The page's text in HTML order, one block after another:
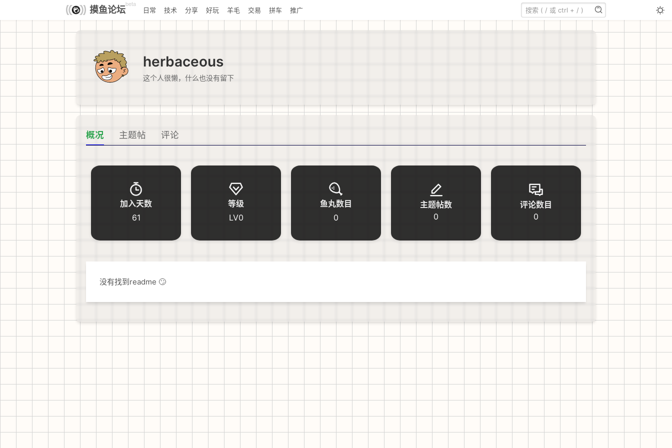
摸鱼论坛
beta
日常 技术 分享 好玩 羊毛 交易 拼车 推广
herbaceous
这个人很懒，什么也没有留下
概况 主题帖 评论
加入天数
61
等级
LV0
鱼丸数目
0
主题帖数
0
评论数目
0
没有找到readme 🙄